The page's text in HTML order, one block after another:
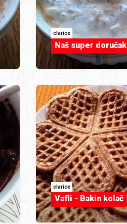
clarice
Naš super doručak
clarice
Vafli - Bakin kolač